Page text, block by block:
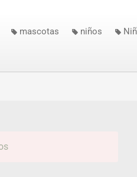
mascotas niños